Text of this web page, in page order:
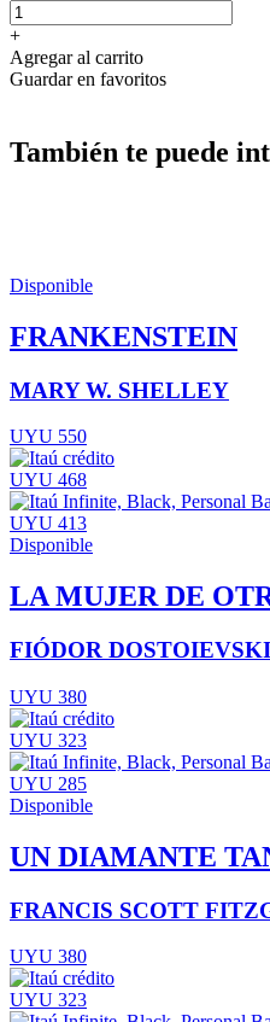
+
Agregar al carrito
Guardar en favoritos
También te puede
Disponible
FRANKENSTEIN
MARY W. SHELLEY
UYU 550
UYU 468
UYU 413
Disponible
LA MUJER DE
FIÓDOR DOSTOIEVSKI
UYU 380
UYU 323
UYU 285
Disponible
UN DIAMANTE
FRANCIS SCOTT
UYU 380
UYU 323